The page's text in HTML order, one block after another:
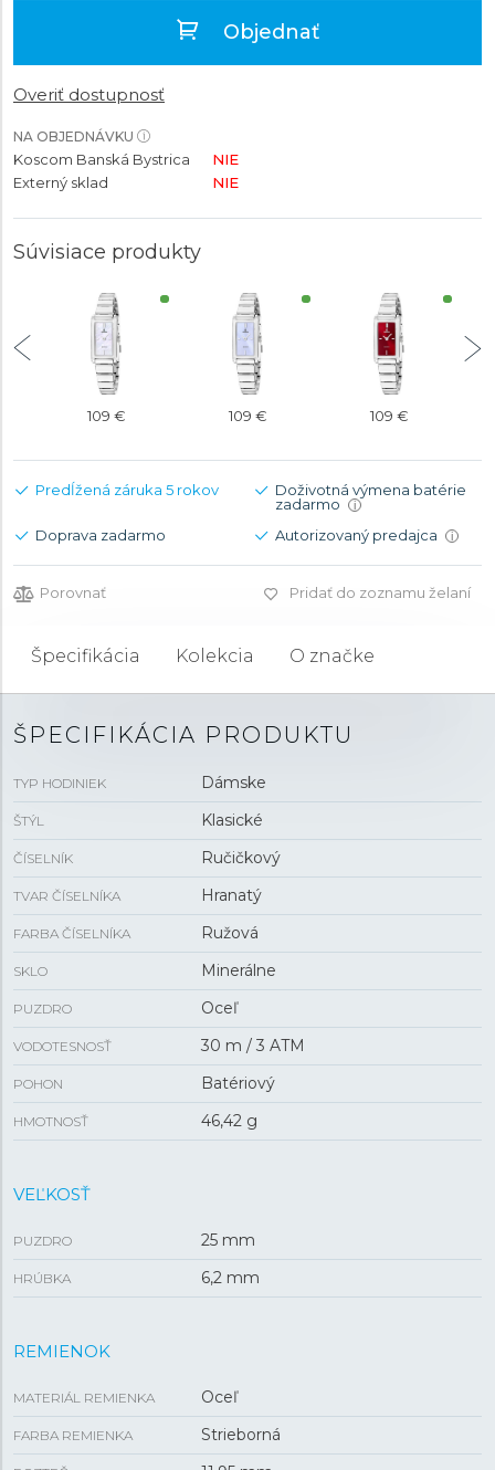
Objednať
Overiť dostupnosť
NA OBJEDNÁVKU
Koscom Banská Bystrica
NIE
Externý sklad
NIE
Súvisiace produkty
109 € 109 € 109 €
Predĺžená záruka 5 rokov
Doživotná výmena batérie
zadarmo
i
Doprava zadarmo Autorizovaný predajca i
Porovnať Pridať do zoznamu želaní
Špecifikácia Kolekcia O značke
ŠPECIFIKÁCIA PRODUKTU
TYP HODINIEK Dámske
ŠTÝL Klasické
ČÍSELNÍK Ručičkový
TVAR ČÍSELNÍKA Hranatý
FARBA ČÍSELNÍKA Ružová
SKLO Minerálne
PUZDRO Oceľ
VODOTESNOSŤ 30 m / 3 ATM
POHON Batériový
HMOTNOSŤ 46,42 g
VEĽKOSŤ
PUZDRO 25 mm
HRÚBKA 6,2 mm
REMIENOK
MATERIÁL REMIENKA Oceľ
FARBA REMIENKA Strieborná